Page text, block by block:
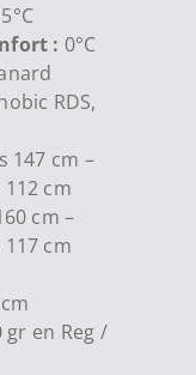
5°C
: 0°C
RDS,
147 cm –
cm
cm –
cm
gr en Reg /